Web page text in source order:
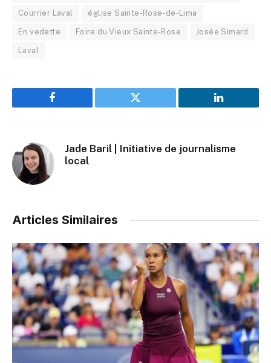
Courrier Laval église Sainte-Rose-de-Lima
En vedette Foire du Vieux Sainte-Rose Josée Simard
Laval
Facebook Twitter LinkedIn
Jade Baril | Initiative de journalisme
local
Articles Similaires